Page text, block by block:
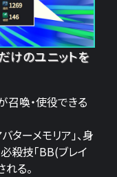
けのユニットを
召喚・使役できる
ターメモリア」、身
殺技「BB(ブレイ
る。